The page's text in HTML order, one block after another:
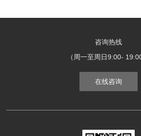
咨询热线
（周一至周日9:00-
在线咨询